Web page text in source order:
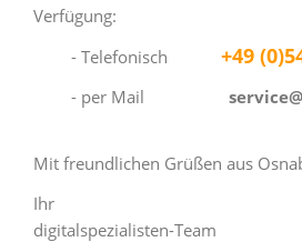
Verfügung:
- Telefonisch +49
- per Mail
Mit freundlichen Grüßen aus
Ihr
digitalspezialisten-Team